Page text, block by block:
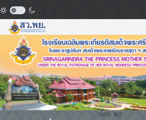
HITS: 811